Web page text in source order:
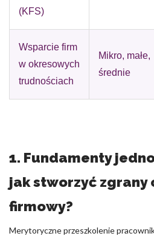
(KFS)
Wsparcie firm
w okresowych
trudnościach
Mikro, małe,
średnie
1. Fundamenty
jak stworzyć zgrany
firmowy?
Merytoryczne przeszkolenie